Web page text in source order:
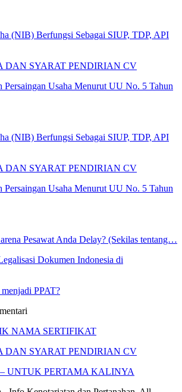
(NIB) Berfungsi Sebagai SIUP, TDP, API
DAN SYARAT PENDIRIAN CV
Usaha Menurut UU No. 5 Tahun
(NIB) Berfungsi Sebagai SIUP, TDP, API
DAN SYARAT PENDIRIAN CV
Usaha Menurut UU No. 5 Tahun
Pesawat Anda Delay? (Sekilas tentang…
Dokumen Indonesia di
PPAT?
NAMA SERTIFIKAT
DAN SYARAT PENDIRIAN CV
UNTUK PERTAMA KALINYA